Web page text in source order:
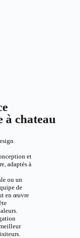
à chateau
et
adaptés à
ou un
de
en œuvre